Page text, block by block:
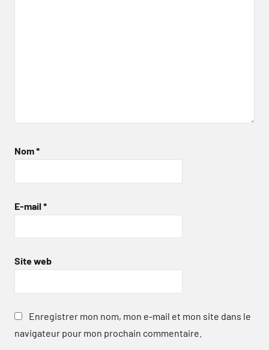
Nom*
E-mail *
Site web
Enregistrer mon nom, mon e-mail et mon site dans le
navigateur pour mon prochain commentaire.